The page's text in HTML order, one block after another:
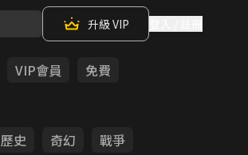
升級 VIP
VIP會員
免費
歷史 奇幻
戰爭